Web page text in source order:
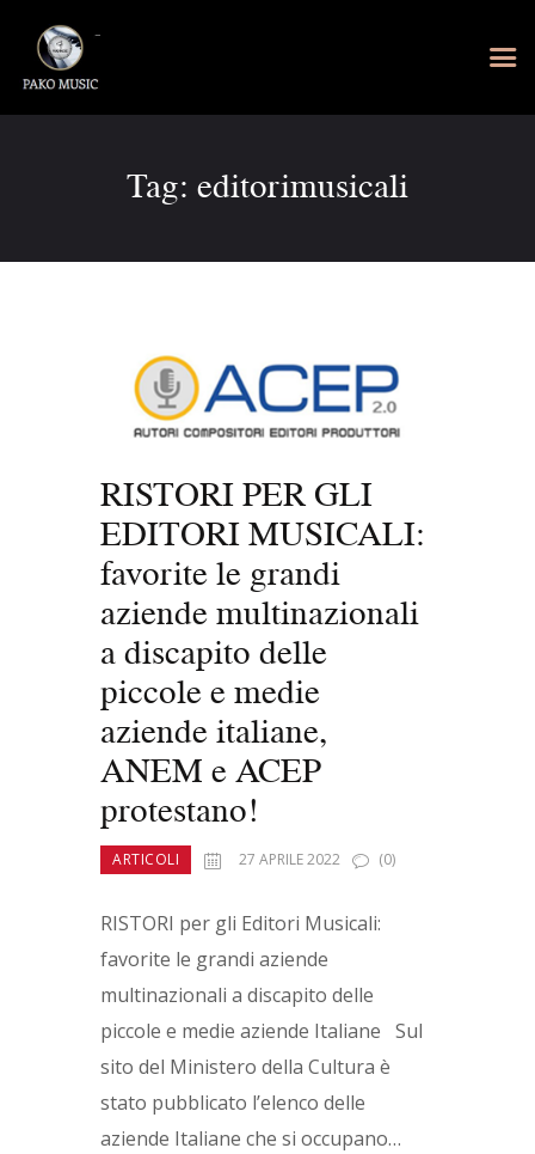
Tag: editorimusicali
RISTORI PER GLI
EDITORI MUSICALI:
favorite le grandi
aziende multinazionali
a discapito delle
piccole e medie
aziende italiane,
ANEM e ACEP
protestano!
ARTICOLI 27 APRILE 2022 (0)
RISTORI per gli Editori Musicali:
favorite le grandi aziende
multinazionali a discapito delle
piccole e medie aziende Italiane Sul
sito del Ministero della Cultura è
stato pubblicato l’elenco delle
aziende Italiane che si occupano…